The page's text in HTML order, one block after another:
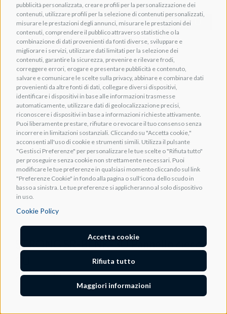
pubblicità personalizzata, creare profili per la personalizzazione dei
contenuti, utilizzare profili per la selezione di contenuti personalizzati,
misurare le prestazioni degli annunci, misurare le prestazioni dei
contenuti, comprendere il pubblico attraverso statistiche o la
combinazione di dati provenienti da fonti diverse, sviluppare e
migliorare i servizi, utilizzare dati limitati per la selezione dei
contenuti, garantire la sicurezza, prevenire e rilevare frodi,
correggere errori, erogare e presentare pubblicità e contenuto,
salvare e comunicare le scelte sulla privacy, abbinare e combinare dati
provenienti da altre fonti di dati, collegare diversi dispositivi,
identificare i dispositivi in base alle informazioni trasmesse
automaticamente, utilizzare dati di geolocalizzazione precisi,
riconoscere i dispositivi in base a informazioni richieste attivamente.
Puoi liberamente prestare, rifiutare o revocare il tuo consenso senza
incorrere in limitazioni sostanziali. Cliccando su "Accetta cookie,"
acconsenti all'uso di cookie e strumenti simili. Utilizza il pulsante
"Gestisci Preferenze" per personalizzare le tue scelte o "Rifiuta tutto"
per proseguire senza cookie non strettamente necessari. Puoi
modificare le tue preferenze in qualsiasi momento cliccando sul link
"Preferenze Cookie" in fondo alla pagina o sull'icona dello scudo in
basso a sinistra. Le tue preferenze si applicheranno al solo dispositivo
in uso.
Cookie Policy
Accetta cookie
Rifiuta tutto
Maggiori informazioni
+ INFO
STRONG SR-BLNK-3U Pannello cieco
Cod. TGES001506